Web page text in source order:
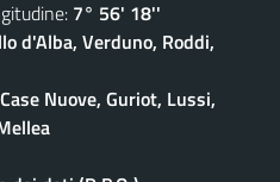
7° 56' 18''
d'Alba, Verduno, Roddi,
Nuove, Guriot, Lussi,